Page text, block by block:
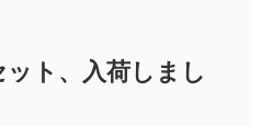
ト、入荷しまし